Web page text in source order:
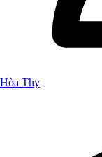
Hòa Thy